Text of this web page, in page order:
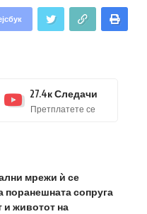
27.4кСледачи
Претплатете се
мрежи ѝ се
поранешната сопруга
и животот на